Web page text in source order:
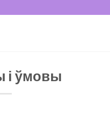
і ўмовы